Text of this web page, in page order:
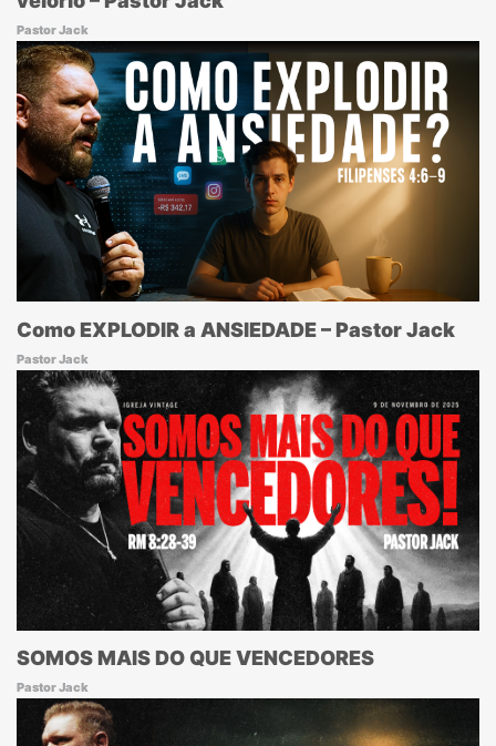
Pastor Jack
Como EXPLODIR a ANSIEDADE – Pastor Jack
Pastor Jack
SOMOS MAIS DO QUE VENCEDORES
Pastor Jack